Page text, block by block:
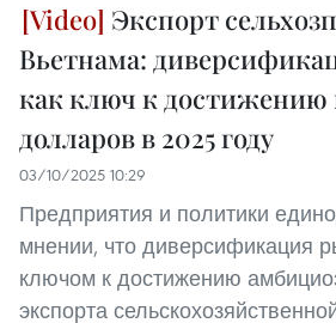
Экспорт
Вьетнама:
как ключ к достижению
долларов в 2025 году
03/10/2025 10:29
Предприятия и политики
мнении, что диверсификация
ключом к достижению
экспорта